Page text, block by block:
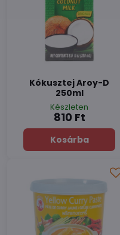
Kókusztej Aroy-D
250ml
Készleten
810 Ft
Kosárba